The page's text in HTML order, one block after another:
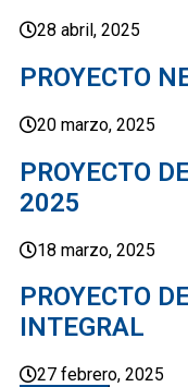
28 abril, 2025
PROYECTO
20 marzo, 2025
PROYECTO
2025
18 marzo, 2025
PROYECTO
INTEGRAL
27 febrero, 2025